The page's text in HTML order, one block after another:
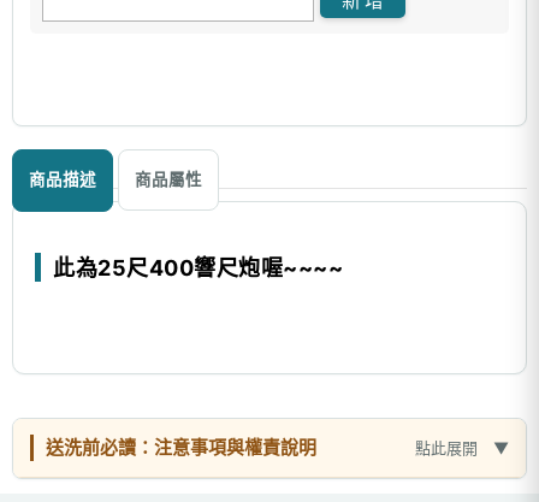
商品描述 商品屬性
此為25尺400響尺炮喔~~~~
送洗前必讀：注意事項與權責說明 點此展開